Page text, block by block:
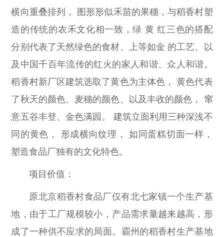
横向重叠排列， 图形形似禾苗的果穗，与稻香村塑
造的传统的农禾文化相一致，绿 黄 红三色的搭配
分别代表了天然绿色的食材、上等如金 的工艺、以
及中国千百年流传的红火的家人和谐、众人和谐。
稻香村新厂区建筑选取了黄色为主体色， 黄色代表
了秋天的颜色、麦穗的颜色、以及丰收的颜色， 窜
意五谷丰登、金色满园。 建筑立面利用三种深浅不
同的黄色， 形成横向纹理， 如同蛋糕切面一样，
塑造食品厂独有的文化特色。
项目价值：
原北京稻香村食品厂仅有北七家镇一个生产基
地，由于工厂规模较小，产品需求量越来越高，形
成了一种供不应求的局面。霸州的稻香村生产基地